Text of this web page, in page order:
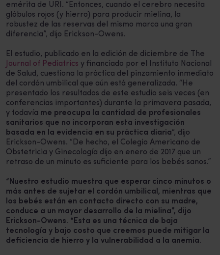
emérita de URI. “Entonces, cuando el cerebro necesita
glóbulos rojos (y hierro) para producir mielina, la
robustez de las reservas del mismo marca una gran
diferencia”, dijo Erickson-Owens.
El estudio, publicado en la edición de diciembre de The
Journal of Pediatrics y financiado por el Instituto Nacional
de Salud, cuestiona la práctica del pinzamiento inmediato
del cordón umbilical que aún está generalizada. “He
presentado los resultados de este estudio seis veces (en
conferencias importantes) durante la primavera pasada,
y todavía me preocupa la cantidad de profesionales
sanitarios que no incorporan esta investigación
basada en la evidencia en su práctica diaria“, dijo
Erickson-Owens. “De hecho, el Colegio Americano de
Obstetricia y Ginecología dijo en enero de 2017 que un
retraso de un minuto es suficiente para los bebés sanos.”
“Nuestro estudio muestra que esperar cinco minutos o
más antes de sujetar el cordón umbilical, mientras que
los bebés están en contacto directo con su madre,
conduce a un mayor desarrollo de la mielina”, dijo
Erickson-Owens. “Esta es una técnica de baja
tecnología y bajo costo que creemos puede mitigar la
deficiencia de hierro y la vulnerabilidad a la anemia.